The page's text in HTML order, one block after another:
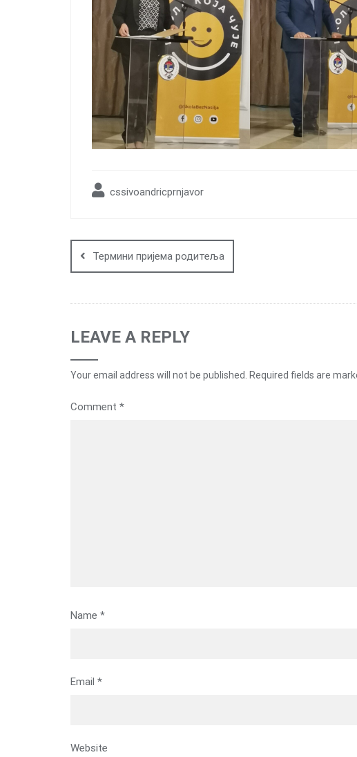
cssivoandricprnjavor
navigation
Термини пријема родитеља
LEAVE A REPLY
Your email address will not be published. Required fields are
Comment *
Name *
Email *
Website